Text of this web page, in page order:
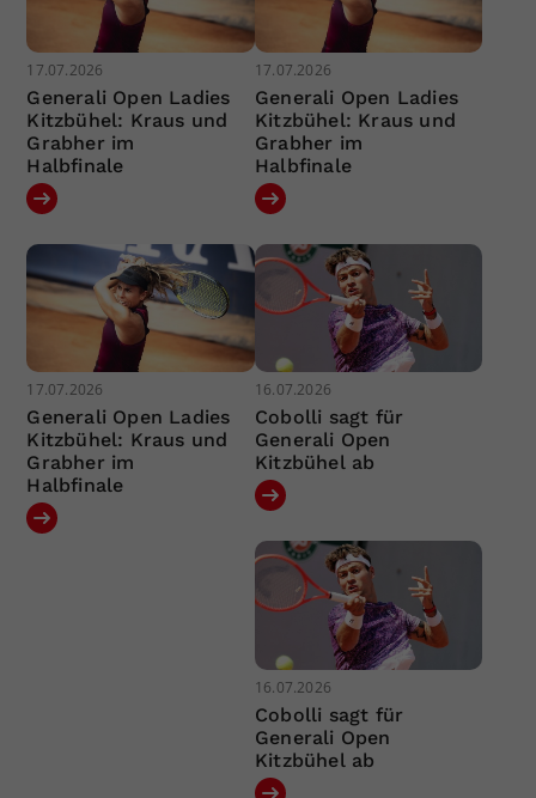
17.07.2026
Generali Open Ladies
Kitzbühel: Kraus und
Grabher im
Halbfinale
17.07.2026
Generali Open Ladies
Kitzbühel: Kraus und
Grabher im
Halbfinale
17.07.2026
Generali Open Ladies
Kitzbühel: Kraus und
Grabher im
Halbfinale
16.07.2026
Cobolli sagt für
Generali Open
Kitzbühel ab
16.07.2026
Cobolli sagt für
Generali Open
Kitzbühel ab